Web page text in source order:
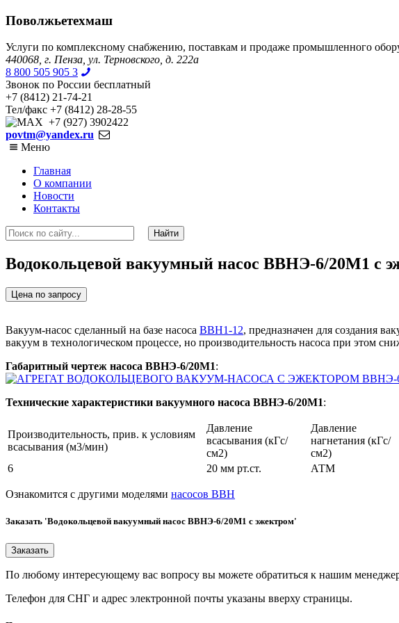
Поволжьетехмаш
Услуги по комплексному снабжению, поставкам и продаже промышленного
440068, г. Пенза, ул. Терновского, д. 222а
8 800 505 905 3
Звонок по России бесплатный
+7 (8412) 21-74-21
Тел/факс +7 (8412) 28-28-55
+7 (927) 3902422
povtm@yandex.ru
Меню
Главная
О компании
Новости
Контакты
Водокольцевой вакуумный насос ВВНЭ-6/20М1 с
Цена по запросу
Вакуум-насос сделанный на базе насоса ВВН1-12, предназначен для создания
вакуум в технологическом процессе, но производительность насоса при этом
Габаритный чертеж насоса ВВНЭ-6/20М1:
Технические характеристики вакуумного насоса ВВНЭ-6/20М1:
Производительность, прив. к условиям
всасывания (м3/мин)
Давление
всасывания (кГс/
см2)
Давление
нагнетания (кГс/
см2)
6
20 мм рт.ст. АТМ
Ознакомится с другими моделями насосов ВВН
Заказать 'Водокольцевой вакуумный насос ВВНЭ-6/20М1 с эжектром'
По любому интересующему вас вопросу вы можете обратиться к нашим
Телефон для СНГ и адрес электронной почты указаны вверху страницы.